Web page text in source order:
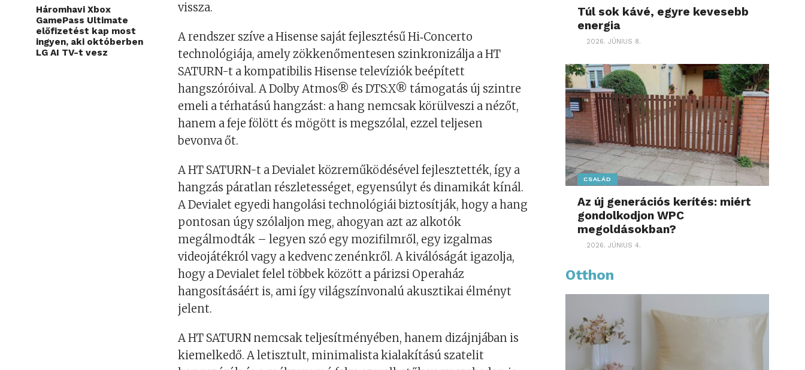
Háromhavi Xbox
GamePass Ultimate
előfizetést kap most
ingyen, aki októberben
LG AI TV-t vesz
vissza.
A rendszer szíve a Hisense saját fejlesztésű Hi‑Concerto
technológiája, amely zökkenőmentesen szinkronizálja a HT
SATURN-t a kompatibilis Hisense televíziók beépített
hangszóróival. A Dolby Atmos® és DTS:X® támogatás új szintre
emeli a térhatású hangzást: a hang nemcsak körülveszi a nézőt,
hanem a feje fölött és mögött is megszólal, ezzel teljesen
bevonva őt.
A HT SATURN-t a Devialet közreműködésével fejlesztették, így a
hangzás páratlan részletességet, egyensúlyt és dinamikát kínál.
A Devialet egyedi hangolási technológiái biztosítják, hogy a hang
pontosan úgy szólaljon meg, ahogyan azt az alkotók
megálmodták – legyen szó egy mozifilmről, egy izgalmas
videojátékról vagy a kedvenc zenénkről. A kiválóságát igazolja,
hogy a Devialet felel többek között a párizsi Operaház
hangosításáért is, ami így világszínvonalú akusztikai élményt
jelent.
A HT SATURN nemcsak teljesítményében, hanem dizájnjában is
kiemelkedő. A letisztult, minimalista kialakítású szatelit
Túl sok kávé, egyre kevesebb
energia
2026. JÚNIUS 8.
CSALÁD
Az új generációs kerítés: miért
gondolkodjon WPC
megoldásokban?
2026. JÚNIUS 4.
Otthon